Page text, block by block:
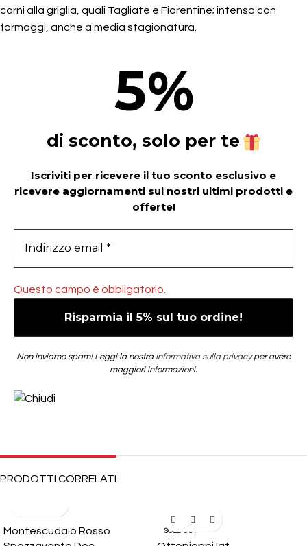
carni alla griglia, quali Tagliate e Fiorentine; intenso con
formaggi, anche a media stagionatura.
5%
di sconto, solo per te
Iscriviti per ricevere il tuo sconto esclusivo e
ricevere aggiornamenti sui nostri ultimi prodotti e
offerte!
Questo campo è obbligatorio.
Non inviamo spam! Leggi la nostra Informativa sulla privacyper avere
maggiori informazioni.
PRODOTTI CORRELATI
Montescudaio Rosso
SOLD OUT